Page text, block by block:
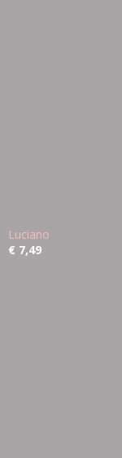
Luciano
€ 7,49